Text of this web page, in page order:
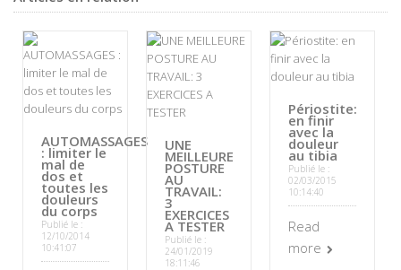
AUTOMASSAGES
: limiter le
mal de
dos et
toutes les
douleurs
du corps
Publié le :
12/10/2014
10:41:07
UNE
MEILLEURE
POSTURE
AU
TRAVAIL:
3
EXERCICES
A TESTER
Publié le :
24/01/2019
18:11:46
Périostite:
en finir
avec la
douleur
au tibia
Publié le :
02/03/2015
10:14:40
Read
more